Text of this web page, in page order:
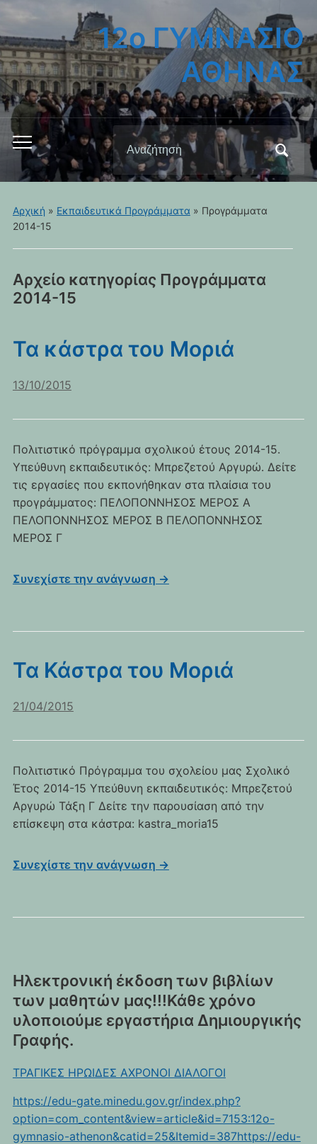
12ο ΓΥΜΝΑΣΙΟ
ΑΘΗΝΑΣ
Εναλλαγή
του
μενού
για
κινητά
Αναζήτηση
για:
Αρχική » Εκπαιδευτικά Προγράμματα » Προγράμματα
2014-15
Αρχείο κατηγορίας Προγράμματα
2014-15
Ηλεκτρονική έκδοση των βιβλίων
των μαθητών μας!!!Κάθε χρόνο
υλοποιούμε εργαστήρια Δημιουργικής
Γραφής.
ΤΡΑΓΙΚΕΣ ΗΡΩΙΔΕΣ ΑΧΡΟΝΟΙ ΔΙΑΛΟΓΟΙ
https://edu-gate.minedu.gov.gr/index.php?
option=com_content&view=article&id=7153:12o-
gymnasio-athenon&catid=25&Itemid=387https://edu-
Τα κάστρα του Μοριά
13/10/2015
Πολιτιστικό πρόγραμμα σχολικού έτους 2014-15.
Υπεύθυνη εκπαιδευτικός: Μπρεζετού Αργυρώ. Δείτε
τις εργασίες που εκπονήθηκαν στα πλαίσια του
προγράμματος: ΠΕΛΟΠΟΝΝΗΣΟΣ ΜΕΡΟΣ A
ΠΕΛΟΠΟΝΝΗΣΟΣ ΜΕΡΟΣ B ΠΕΛΟΠΟΝΝΗΣΟΣ
ΜΕΡΟΣ Γ
Συνεχίστε την ανάγνωση →
Τα Κάστρα του Μοριά
21/04/2015
Πολιτιστικό Πρόγραμμα του σχολείου μας Σχολικό
Έτος 2014-15 Υπεύθυνη εκπαιδευτικός: Μπρεζετού
Αργυρώ Τάξη Γ Δείτε την παρουσίαση από την
επίσκεψη στα κάστρα: kastra_moria15
Συνεχίστε την ανάγνωση →